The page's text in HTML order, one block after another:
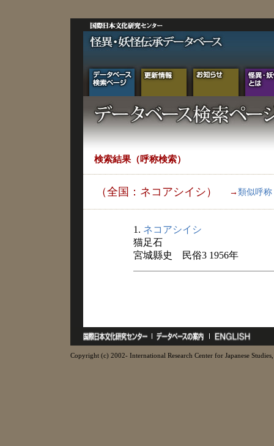
検索結果（呼称検索）
（全国：ネコアシイシ） → 類似呼称
1. ネコアシイシ
猫足石
宮城縣史 民俗3 1956年
Copyright (c) 2002- International Research Center for Japanese